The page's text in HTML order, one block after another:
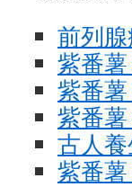
前列
紫番
紫番
紫番薯
古人
紫番